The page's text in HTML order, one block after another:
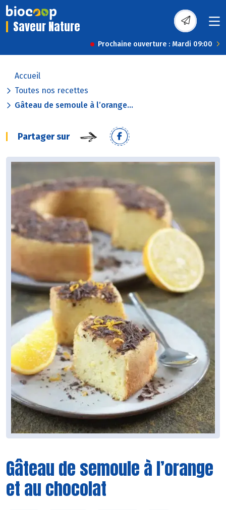
Saveur Nature
Prochaine ouverture : Mardi 09:00
Accueil
Toutes nos recettes
Gâteau de semoule à l’orange...
Partager sur
Gâteau de semoule à l’orange
et au chocolat